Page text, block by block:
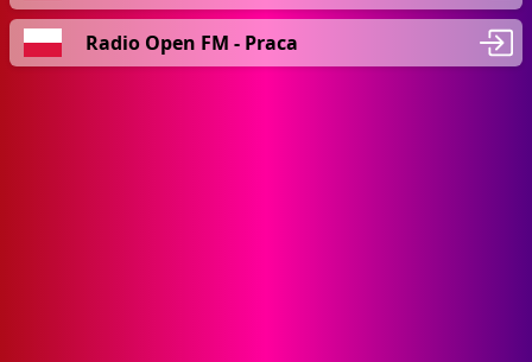
Radio Open FM - Praca